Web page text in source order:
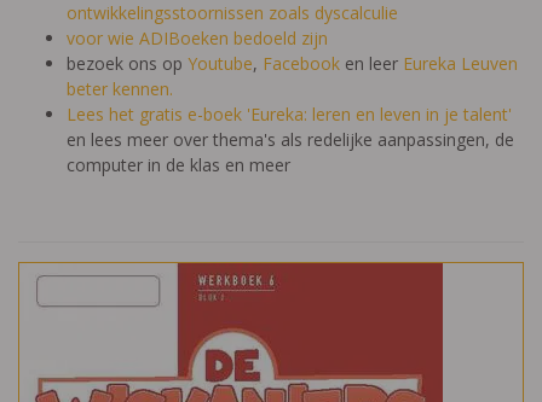
ontwikkelingsstoornissen zoals dyscalculie
voor wie ADIBoeken bedoeld zijn
bezoek ons op Youtube, Facebook en leer Eureka Leuven
beter kennen.
Lees het gratis e-boek 'Eureka: leren en leven in je talent'
en lees meer over thema's als redelijke aanpassingen, de
computer in de klas en meer